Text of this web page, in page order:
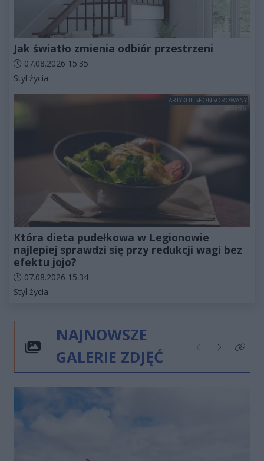
Jak światło zmienia odbiór przestrzeni
Data dodania artykułu:
07.08.2026 15:35
Kategorie artykułu:
Styl życia
ARTYKUŁ SPONSOROWANY
Która dieta pudełkowa w Legionowie
najlepiej sprawdzi się przy redukcji wagi bez
efektu jojo?
Data dodania artykułu:
07.08.2026 15:34
Kategorie artykułu:
Styl życia
NAJNOWSZE
GALERIE ZDJĘĆ
Poprzednie
NastępneKliknij